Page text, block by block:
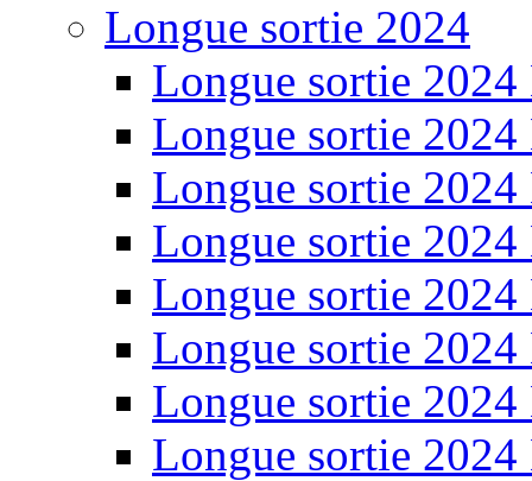
Longue sortie 2024
Longue sortie 2024
Longue sortie 2024
Longue sortie 2024
Longue sortie 2024
Longue sortie 2024
Longue sortie 2024
Longue sortie 2024
Longue sortie 2024